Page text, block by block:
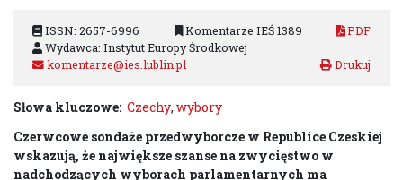
ISSN: 2657-6996 Komentarze IEŚ 1389
PDF
Wydawca: Instytut Europy Środkowej
komentarze@ies.lublin.pl
Słowa kluczowe: Czechy, wybory
Czerwcowe sondaże przedwyborcze w Republice Czeskiej
wskazują, że największe szanse na zwycięstwo w
nadchodzących wyborach parlamentarnych ma